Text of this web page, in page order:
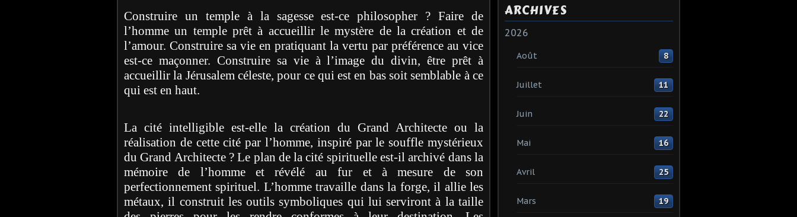
Construire un temple à la sagesse est-ce philosopher ? Faire de
l’homme un temple prêt à accueillir le mystère de la création et de
l’amour. Construire sa vie en pratiquant la vertu par préférence au vice
est-ce maçonner. Construire sa vie à l’image du divin, être prêt à
accueillir la Jérusalem céleste, pour ce qui est en bas soit semblable à ce
qui est en haut.
La cité intelligible est-elle la création du Grand Architecte ou la
réalisation de cette cité par l’homme, inspiré par le souffle mystérieux
du Grand Architecte ? Le plan de la cité spirituelle est-il archivé dans la
mémoire de l’homme et révélé au fur et à mesure de son
perfectionnement spirituel. L’homme travaille dans la forge, il allie les
métaux, il construit les outils symboliques qui lui serviront à la taille
ARCHIVES
2026
Août 8
Juillet 11
Juin 22
Mai 16
Avril 25
Mars 19